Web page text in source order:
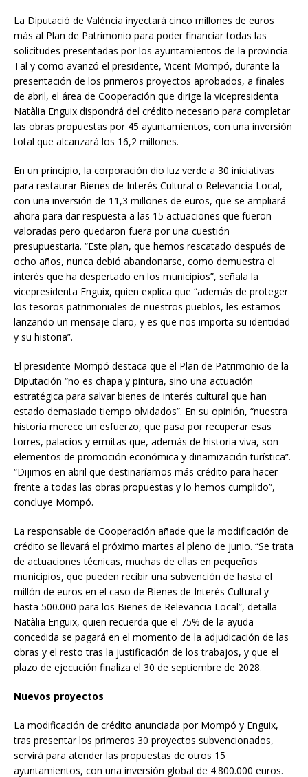
La Diputació de València inyectará cinco millones de euros
más al Plan de Patrimonio para poder financiar todas las
solicitudes presentadas por los ayuntamientos de la provincia.
Tal y como avanzó el presidente, Vicent Mompó, durante la
presentación de los primeros proyectos aprobados, a finales
de abril, el área de Cooperación que dirige la vicepresidenta
Natàlia Enguix dispondrá del crédito necesario para completar
las obras propuestas por 45 ayuntamientos, con una inversión
total que alcanzará los 16,2 millones.
En un principio, la corporación dio luz verde a 30 iniciativas
para restaurar Bienes de Interés Cultural o Relevancia Local,
con una inversión de 11,3 millones de euros, que se ampliará
ahora para dar respuesta a las 15 actuaciones que fueron
valoradas pero quedaron fuera por una cuestión
presupuestaria. “Este plan, que hemos rescatado después de
ocho años, nunca debió abandonarse, como demuestra el
interés que ha despertado en los municipios”, señala la
vicepresidenta Enguix, quien explica que “además de proteger
los tesoros patrimoniales de nuestros pueblos, les estamos
lanzando un mensaje claro, y es que nos importa su identidad
y su historia”.
El presidente Mompó destaca que el Plan de Patrimonio de la
Diputación “no es chapa y pintura, sino una actuación
estratégica para salvar bienes de interés cultural que han
estado demasiado tiempo olvidados”. En su opinión, “nuestra
historia merece un esfuerzo, que pasa por recuperar esas
torres, palacios y ermitas que, además de historia viva, son
elementos de promoción económica y dinamización turística”.
“Dijimos en abril que destinaríamos más crédito para hacer
frente a todas las obras propuestas y lo hemos cumplido”,
concluye Mompó.
La responsable de Cooperación añade que la modificación de
crédito se llevará el próximo martes al pleno de junio. “Se trata
de actuaciones técnicas, muchas de ellas en pequeños
municipios, que pueden recibir una subvención de hasta el
millón de euros en el caso de Bienes de Interés Cultural y
hasta 500.000 para los Bienes de Relevancia Local”, detalla
Natàlia Enguix, quien recuerda que el 75% de la ayuda
concedida se pagará en el momento de la adjudicación de las
obras y el resto tras la justificación de los trabajos, y que el
plazo de ejecución finaliza el 30 de septiembre de 2028.
Nuevos proyectos
La modificación de crédito anunciada por Mompó y Enguix,
tras presentar los primeros 30 proyectos subvencionados,
servirá para atender las propuestas de otros 15
ayuntamientos, con una inversión global de 4.800.000 euros.